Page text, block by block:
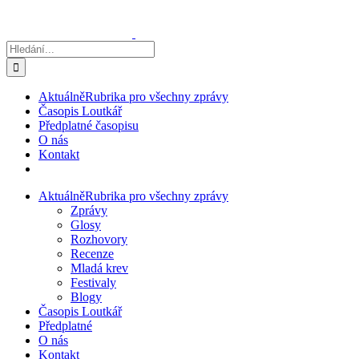
obsah
Hledat:
AktuálněRubrika pro všechny zprávy
Časopis Loutkář
Předplatné časopisu
O nás
Kontakt
AktuálněRubrika pro všechny zprávy
Zprávy
Glosy
Rozhovory
Recenze
Mladá krev
Festivaly
Blogy
Časopis Loutkář
Předplatné
O nás
Kontakt